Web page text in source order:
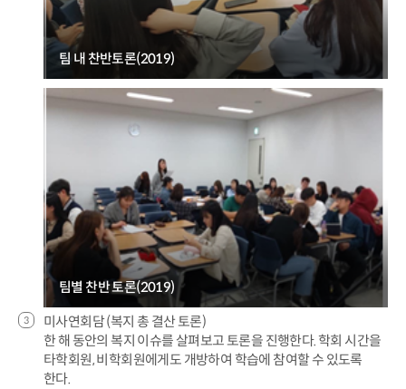
팀 내 찬반토론(2019)
팀별 찬반 토론(2019)
미사연회담 (복지 총 결산 토론)
한 해 동안의 복지 이슈를 살펴보고 토론을 진행한다. 학회 시간을
타학회원, 비학회원에게도 개방하여 학습에 참여할 수 있도록
한다.